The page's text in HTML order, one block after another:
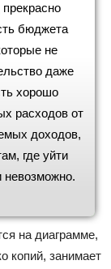
прекрасно
бюджета
не
даже
хорошо
расходов от
доходов,
где уйти
невозможно.
на диаграмме,
копий, занимает